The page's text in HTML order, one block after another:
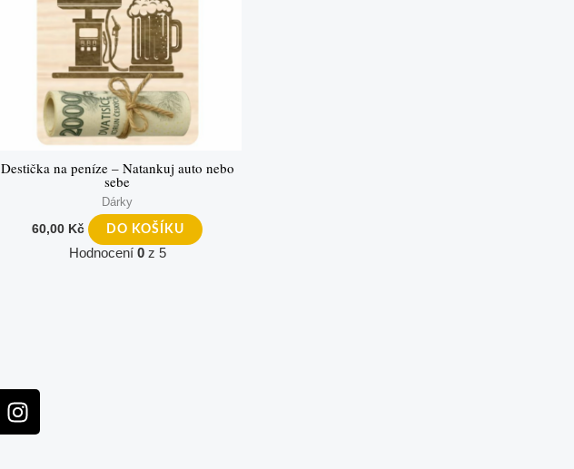
Destička na peníze – Natankuj auto nebo
sebe
Dárky
60,00 Kč DO KOŠÍKU
Hodnocení 0z 5
I
n